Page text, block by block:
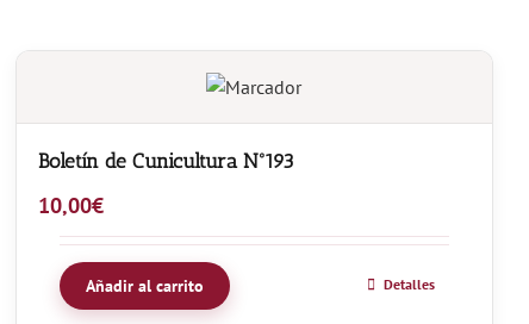
Boletín de Cunicultura Nº193
10,00€
Añadir al carrito Detalles